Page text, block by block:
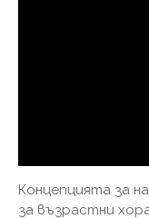
Концепцията за
за възрастни